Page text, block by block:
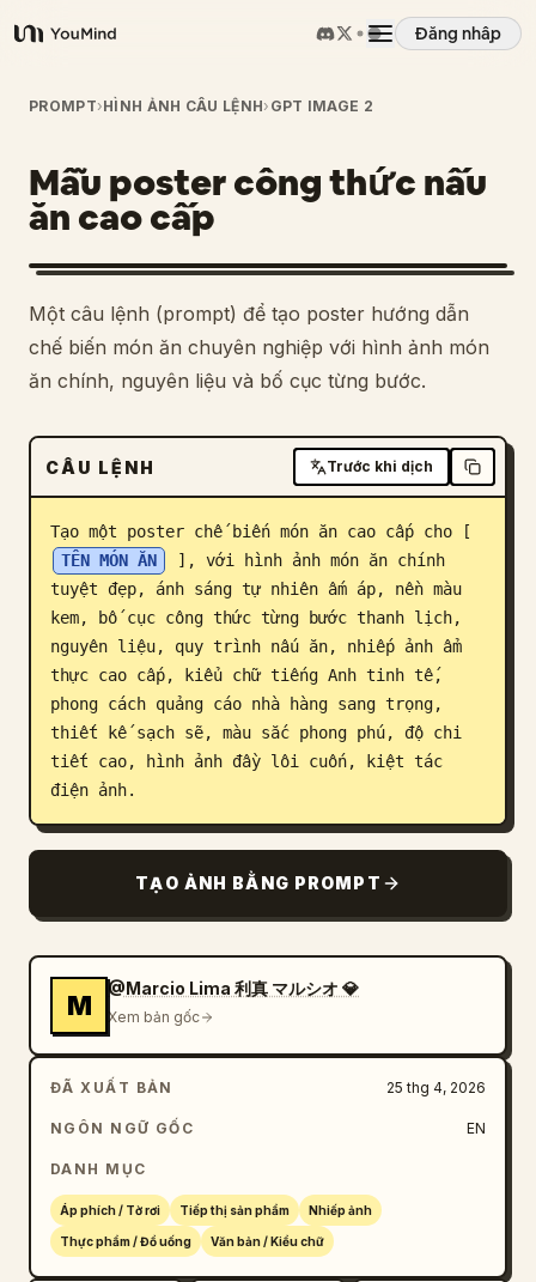
YouMind
Đăng nhập
Tổng quan
Các trường hợp sử dụng
Kỹ năng
Lời nhắc
Tải xuống
Blog
Cập nhật
PROMPT›HÌNH ẢNH CÂU LỆNH› GPT IMAGE 2
Mẫu poster công thức nấu
ăn cao cấp
Một câu lệnh (prompt) để tạo poster hướng dẫn
chế biến món ăn chuyên nghiệp với hình ảnh món
ăn chính, nguyên liệu và bố cục từng bước.
CÂU LỆNH Trước khi dịch
Tạo một poster chế biến món ăn cao cấp cho [
TÊN MÓN ĂN
], với hình ảnh món ăn chính
tuyệt đẹp, ánh sáng tự nhiên ấm áp, nền màu
kem, bố cục công thức từng bước thanh lịch,
nguyên liệu, quy trình nấu ăn, nhiếp ảnh ẩm
thực cao cấp, kiểu chữ tiếng Anh tinh tế,
phong cách quảng cáo nhà hàng sang trọng,
thiết kế sạch sẽ, màu sắc phong phú, độ chi
tiết cao, hình ảnh đầy lôi cuốn, kiệt tác
điện ảnh.
TẠO ẢNH BẰNG PROMPT
M
@Marcio Lima 利真 マルシオ 💎
Xem bản gốc
ĐÃ XUẤT BẢN 25 thg 4, 2026
NGÔN NGỮ GỐC EN
DANH MỤC
Áp phích / Tờ rơi Tiếp thị sản phẩm Nhiếp ảnh
Thực phẩm / Đồ uống Văn bản / Kiểu chữ